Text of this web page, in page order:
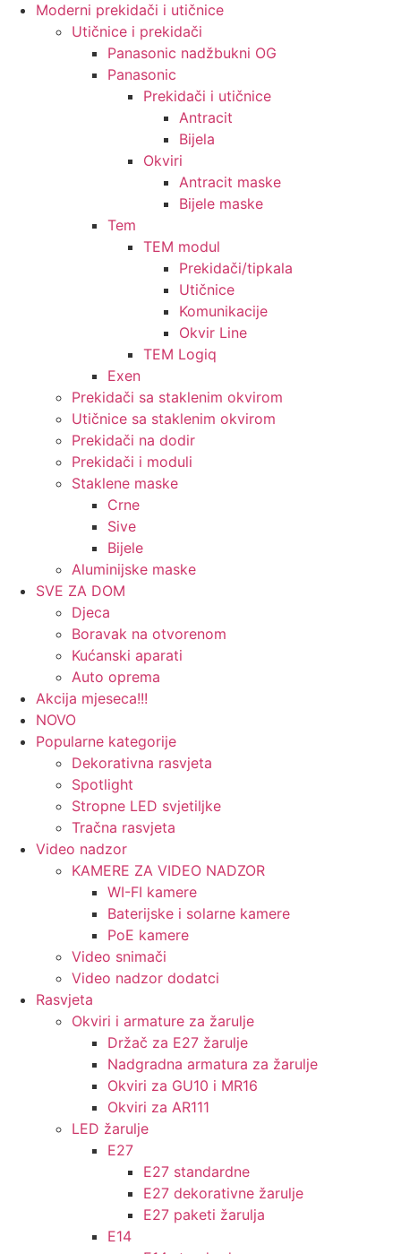
Moderni prekidači i utičnice
Utičnice i prekidači
Panasonic nadžbukni OG
Panasonic
Prekidači i utičnice
Antracit
Bijela
Okviri
Antracit maske
Bijele maske
Tem
TEM modul
Prekidači/tipkala
Utičnice
Komunikacije
Okvir Line
TEM Logiq
Exen
Prekidači sa staklenim okvirom
Utičnice sa staklenim okvirom
Prekidači na dodir
Prekidači i moduli
Staklene maske
Crne
Sive
Bijele
Aluminijske maske
SVE ZA DOM
Djeca
Boravak na otvorenom
Kućanski aparati
Auto oprema
Akcija mjeseca!!!
NOVO
Popularne kategorije
Dekorativna rasvjeta
Spotlight
Stropne LED svjetiljke
Tračna rasvjeta
Video nadzor
KAMERE ZA VIDEO NADZOR
WI-FI kamere
Baterijske i solarne kamere
PoE kamere
Video snimači
Video nadzor dodatci
Rasvjeta
Okviri i armature za žarulje
Držač za E27 žarulje
Nadgradna armatura za žarulje
Okviri za GU10 i MR16
Okviri za AR111
LED žarulje
E27
E27 standardne
E27 dekorativne žarulje
E27 paketi žarulja
E14